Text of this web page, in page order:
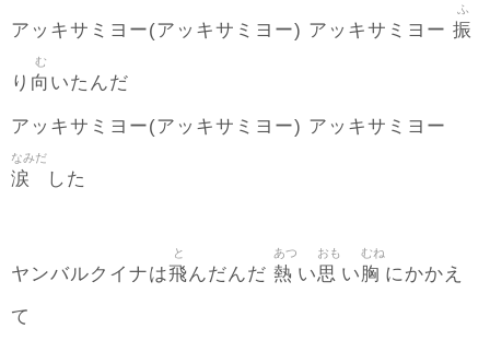
アッキサミヨー(アッキサミヨー) アッキサミヨー 振
ふ
り 向
む
いたんだ
アッキサミヨー(アッキサミヨー) アッキサミヨー
涙
なみだ
した
ヤンバルクイナは飛
と
んだんだ 熱
あつ
い思
おも
い胸
むね
にかかえ
て